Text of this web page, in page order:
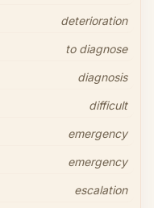
deterioration
to diagnose
diagnosis
difficult
emergency
emergency
escalation